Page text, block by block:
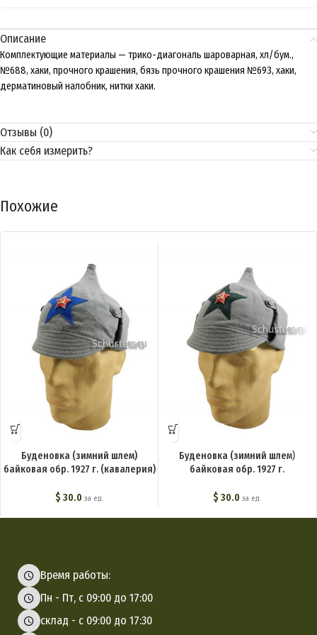
Описание
Комплектующие материалы — трико-диагональ шароварная, хл/бум.,
№688, хаки, прочного крашения, бязь прочного крашения №693, хаки,
дерматиновый налобник, нитки хаки.
Отзывы (0)
Как себя измерить?
Похожие
Буденовка (зимний шлем)
байковая обр. 1927 г. (кавалерия)
$ 30.0 за ед.
Буденовка (зимний шлем)
байковая обр. 1927 г.
$ 30.0 за ед.
Время работы:
Пн - Пт, с 09:00 до 17:00
склад - с 09:00 до 17:30